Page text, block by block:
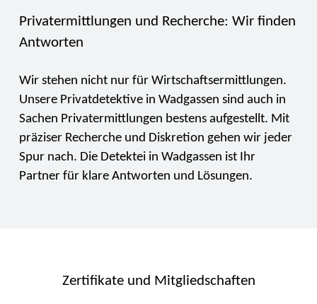
Privatermittlungen und Recherche: Wir finden
Antworten
Wir stehen nicht nur für Wirtschaftsermittlungen.
Unsere Privatdetektive in Wadgassen sind auch in
Sachen Privatermittlungen bestens aufgestellt. Mit
präziser Recherche und Diskretion gehen wir jeder
Spur nach. Die Detektei in Wadgassen ist Ihr
Partner für klare Antworten und Lösungen.
Zertifikate und Mitgliedschaften